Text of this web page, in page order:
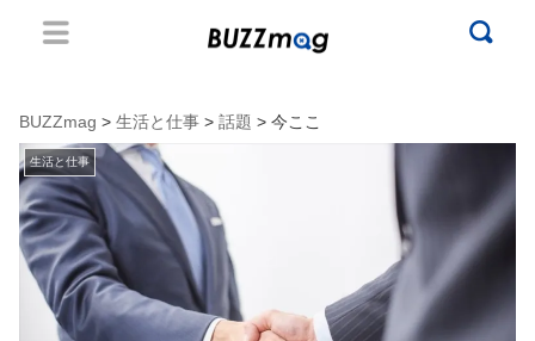
BUZZmag > 生活と仕事 > 話題 > 今ここ
生活と仕事